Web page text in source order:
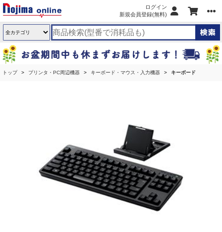
ログイン
新規会員登録(無料)
トップ プリンタ・PC周辺機器 キーボード・マウス・入力機器 キーボード